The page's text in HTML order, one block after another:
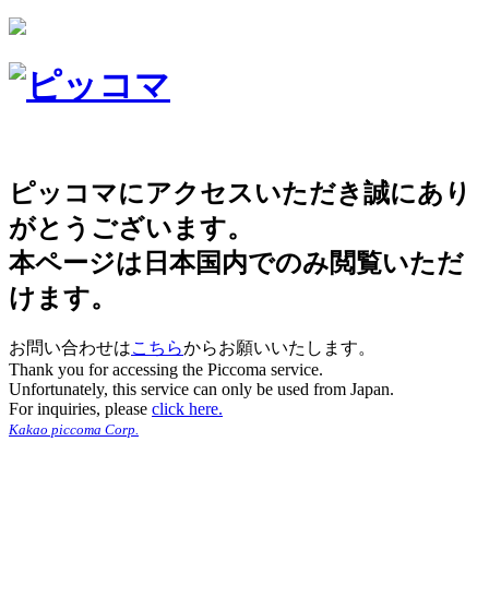
ピッコマにアクセスいただき誠にあり
がとうございます。
本ページは日本国内でのみ閲覧いただ
けます。
お問い合わせはこちらからお願いいたします。
Thank you for accessing the Piccoma service.
Unfortunately, this service can only be used from Japan.
For inquiries, please click here.
Kakao piccoma Corp.